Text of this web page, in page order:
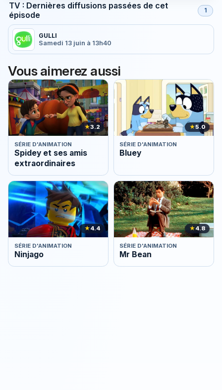
TV : Dernières diffusions passées de cet
épisode
1
GULLI
Samedi 13 juin à 13h40
Vous aimerez aussi
★3.2
SÉRIE D'ANIMATION
Spidey et ses amis
extraordinaires
★5.0
SÉRIE D'ANIMATION
Bluey
★4.4
SÉRIE D'ANIMATION
Ninjago
★4.8
SÉRIE D'ANIMATION
Mr Bean